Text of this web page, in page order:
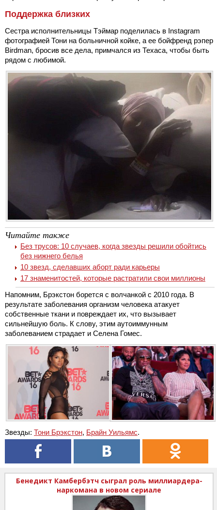
Поддержка близких
Сестра исполнительницы Тэймар поделилась в Instagram
фотографией Тони на больничной койке, а ее бойфренд рэпер
Birdman, бросив все дела, примчался из Техаса, чтобы быть
рядом с любимой.
Читайте также
Без трусов: 10 случаев, когда звезды решили обойтись
без нижнего белья
10 звезд, сделавших аборт ради карьеры
17 знаменитостей, которые растратили свои миллионы
Напомним, Брэкстон борется с волчанкой с 2010 года. В
результате заболевания организм человека атакует
собственные ткани и повреждает их, что вызывает
сильнейшую боль. К слову, этим аутоиммунным
заболеванием страдает и Селена Гомес.
Звезды: Тони Брэкстон, Брайн Уильямс.
Бенедикт Камбербэтч сыграл роль миллиардера-
наркомана в новом сериале